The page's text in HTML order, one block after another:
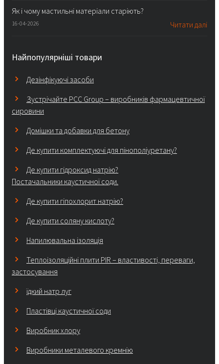
Як і чому мастильні матеріали старіють?
16-04-2026 Читати далі
Найпопулярніші товари
Дезінфікуючі засоби
Зустрічайте PCC Group – виробників фармацевтичної
сировини
Домішки та добавки для бетону
Де купити комплектуючі для пінополіуретану?
Де купити гідроксид натрію?
Постачальники каустичної соди.
Де купити гіпохлорит натрію?
Де купити соляну кислоту?
Напилювальна ізоляція
Теплоізоляційні плити PIR – властивості, переваги,
застосування
їдкий натр луг
Пластівці каустичної соди
Виробник хлору
Виробники металевого кремнію